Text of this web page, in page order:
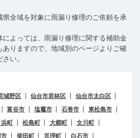
お問い合わせ
0120-313-626
県全域を対象に雨漏り修理のご依頼を承
よっては、雨漏り修理に関する補助金
りますので、地域別のページよりご確
い。
城野区 仙台市若林区
仙台市太白区
富谷市 塩竈市 石巻市
東松島市
町 松島町 大郷町
女川町
柴田町 亘理町 白石市